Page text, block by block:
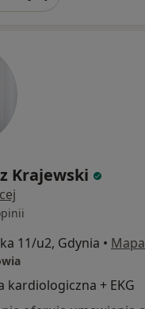
Krajewski
11/u2, Gdynia • Mapa
kardiologiczna + EKG